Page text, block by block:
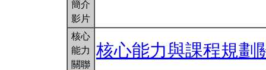
簡介
影片
核心
能力
關聯
核心能力與課程規劃